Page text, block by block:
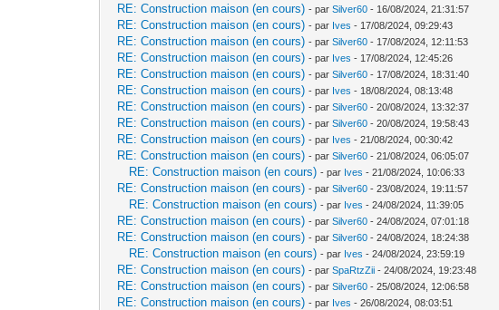
RE: Construction maison (en cours) - parSilver60 - 16/08/2024, 21:31:57
RE: Construction maison (en cours) - par Ives - 17/08/2024, 09:29:43
RE: Construction maison (en cours) - parSilver60 - 17/08/2024, 12:11:53
RE: Construction maison (en cours) - par Ives - 17/08/2024, 12:45:26
RE: Construction maison (en cours) - parSilver60 - 17/08/2024, 18:31:40
RE: Construction maison (en cours) - par Ives - 18/08/2024, 08:13:48
RE: Construction maison (en cours) - parSilver60 - 20/08/2024, 13:32:37
RE: Construction maison (en cours) - parSilver60 - 20/08/2024, 19:58:43
RE: Construction maison (en cours) - par Ives - 21/08/2024, 00:30:42
RE: Construction maison (en cours) - parSilver60 - 21/08/2024, 06:05:07
RE: Construction maison (en cours) - par Ives - 21/08/2024, 10:06:33
RE: Construction maison (en cours) - parSilver60 - 23/08/2024, 19:11:57
RE: Construction maison (en cours) - par Ives - 24/08/2024, 11:39:05
RE: Construction maison (en cours) - parSilver60 - 24/08/2024, 07:01:18
RE: Construction maison (en cours) - parSilver60 - 24/08/2024, 18:24:38
RE: Construction maison (en cours) - par Ives - 24/08/2024, 23:59:19
RE: Construction maison (en cours) - parSpaRtzZii - 24/08/2024, 19:23:48
RE: Construction maison (en cours) - parSilver60 - 25/08/2024, 12:06:58
RE: Construction maison (en cours) - par Ives - 26/08/2024, 08:03:51